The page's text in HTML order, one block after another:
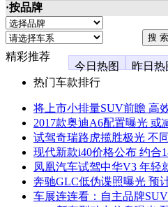
·按品牌
精彩推荐
今日热图
昨日热
热门车款排行
将上市小排量SUV前瞻 高
2017款奥迪A6配置曝光 或
试驾奇瑞路虎揽胜极光 不
现代新款i40价格公布 约合
凤凰汽车试驾中华V3 年轻
奔驰GLC低伪谍照曝光 预
车展连连看：自主品牌SUV